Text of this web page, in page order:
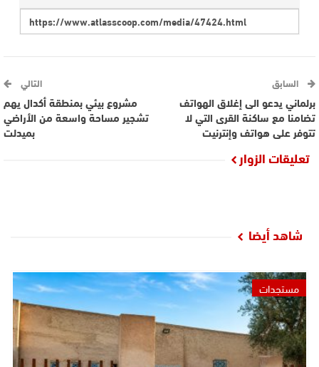
السابق
برلماني يدعو الى إغلاق الهواتف
تضامنا مع ساكنة القرى التي لا
تتوفر على هواتف وإنترنيت
التالي
مشروع بيئي بمنطقة أكدال يهم
تشجير مساحة واسعة من الأراضي
بميدلت
تعليقات الزوار
شاهد أيضا
مستجدات